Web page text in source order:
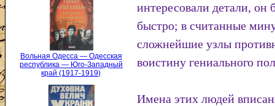
Вольная Одесса — Одесская
республика — Юго-Западный
край (1917-1919)
интересовали детали, он
быстро; в считанные
сложнейшие узлы
воистину гениального
Имена этих людей